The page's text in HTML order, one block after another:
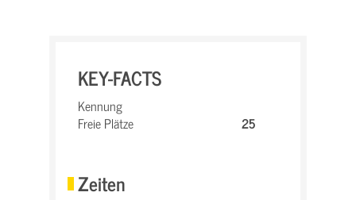
KEY-FACTS
Kennung
Freie Plätze
25
Zeiten